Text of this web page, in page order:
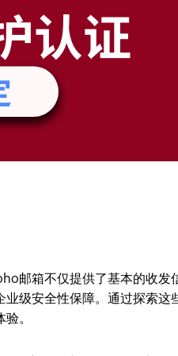
邮箱不仅提供了基本的收发
业级安全性保障。通过探索这
。